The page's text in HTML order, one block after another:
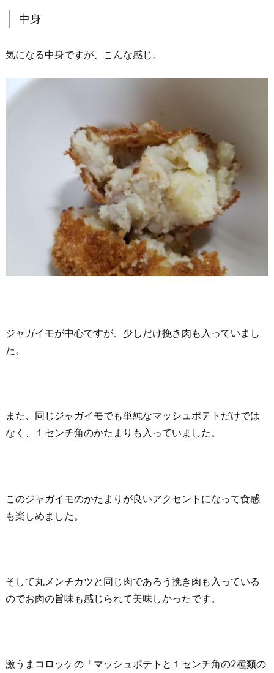
中身
気になる中身ですが、こんな感じ。
ジャガイモが中心ですが、少しだけ挽き肉も入っていまし
た。
また、同じジャガイモでも単純なマッシュポテトだけでは
なく、１センチ角のかたまりも入っていました。
このジャガイモのかたまりが良いアクセントになって食感
も楽しめました。
そして丸メンチカツと同じ肉であろう挽き肉も入っている
のでお肉の旨味も感じられて美味しかったです。
激うまコロッケの「マッシュポテトと１センチ角の2種類の